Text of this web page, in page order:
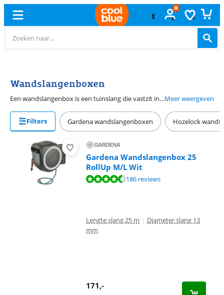
Wandslangenboxen
Een wandslangenbox is een tuinslang die vastzit in een haspel die je aan een muur bevestigt. Zo staat de tuinslang nooit in de weg in de schuur en heb je hem altijd snel bij de hand. Ook rol je de tuinslang snel en strak op na gebruik. Ga voor een wandslangenbox met een 25 meter lange slang als je een kleine tot middelgrote tuin hebt. Heb je een grote tuin of een tuin met veel bomen waar je langs moet met de slang? Dan kies je een wandslangenbox met een 40 meter lange slang. Zorg er wel voor dat je de wandslangenbox in de buurt van een kraan plaatst waar je de slang op aansluit.Meer weergeven
Filters Gardena wandslangenboxen Hozelock
Gardena Wandslangenbox 25
RollUp M/L Wit
Beoordeling is 9,1 van de 10, gebaseerd op 186 reviews.
186 reviews
Lengte slang 25 m | Diameter slang 13
mm
171,-